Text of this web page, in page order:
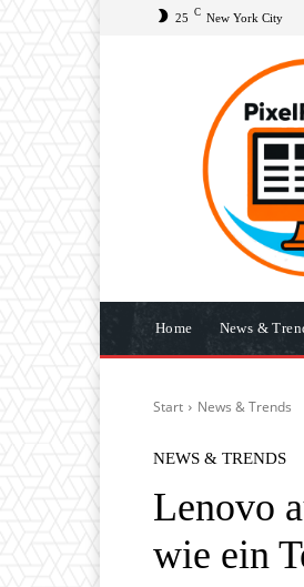
25 C New York City
Home News &
Start News & Trends
NEWS & TRENDS
Lenovo
wie ein